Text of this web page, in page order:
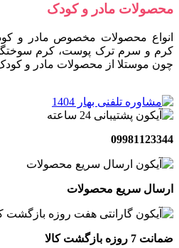
محصولات مادر و کودک
انواع محصولات مخصوص مادر و
کرم و سرم ترک پوست، کرم سوختگی
چون موستلا از محصولات مادر و
09981123344
ارسال سریع محصولات
ضمانت 7 روزه بازگشت کالا